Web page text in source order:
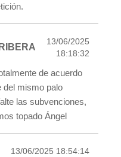
13/06/2025
18:18:32
de acuerdo
del mismo palo
las subvenciones,
topado Ángel
13/06/2025 18:54:14